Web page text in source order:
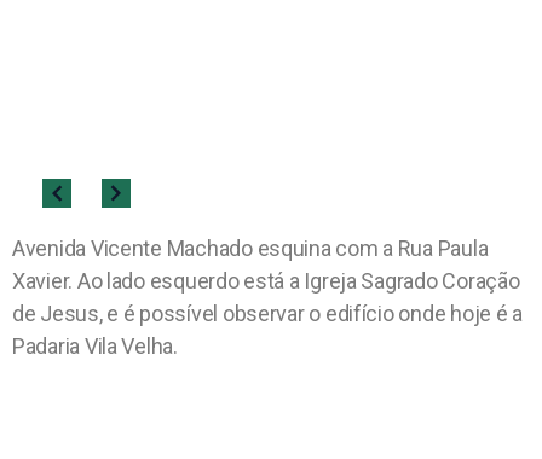
Avenida Vicente Machado esquina com a Rua Paula
Xavier. Ao lado esquerdo está a Igreja Sagrado Coração
de Jesus, e é possível observar o edifício onde hoje é a
Padaria Vila Velha.